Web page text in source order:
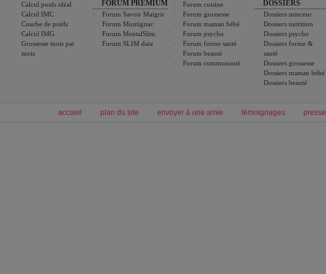
Calcul poids idéal
Calcul IMC
Courbe de poids
Calcul IMG
Grossesse mois par
mois
FORUM PREMIUM
Forum Savoir Maigrir
Forum Montignac
Forum MentalSlim
Forum SLIM data
Forum cuisine
Forum grossesse
Forum maman bébé
Forum psycho
Forum forme santé
Forum beauté
Forum communauté
DOSSIERS
Dossiers minceur
Dossiers nutrition
Dossiers psycho
Dossiers forme &
santé
Dossiers grossesse
Dossiers maman bébé
Dossiers beauté
accueil plan du site envoyer à une amie témoignages presse